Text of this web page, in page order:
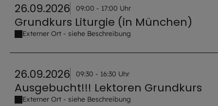
26.09.2026 09:00 - 17:00 Uhr
Grundkurs Liturgie (in München)
Externer Ort - siehe Beschreibung
26.09.2026 09:30 - 16:30 Uhr
Ausgebucht!!! Lektoren Grundkurs
Externer Ort - siehe Beschreibung